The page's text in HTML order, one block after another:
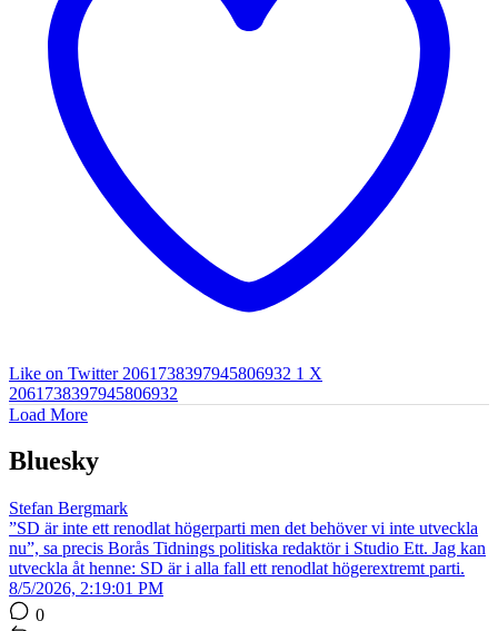
Like on Twitter 2061738397945806932 1 X
2061738397945806932
Load More
Bluesky
Stefan Bergmark
”SD är inte ett renodlat högerparti men det behöver vi inte utveckla
nu”, sa precis Borås Tidnings politiska redaktör i Studio Ett. Jag kan
utveckla åt henne: SD är i alla fall ett renodlat högerextremt parti.
8/5/2026, 2:19:01 PM
0